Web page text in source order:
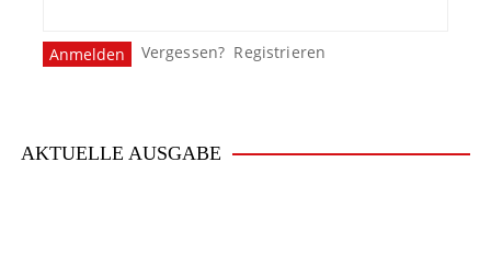
Vergessen? Registrieren
AKTUELLE AUSGABE